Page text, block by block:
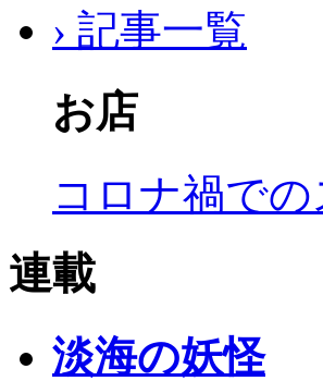
› 記事一覧
お店
コロナ禍での
連載
淡海の妖怪